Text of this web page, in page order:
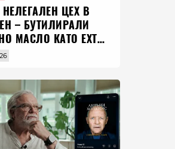
ЦЕХ В
– БУТИЛИРАЛИ
МАСЛО КАТО EXTRA